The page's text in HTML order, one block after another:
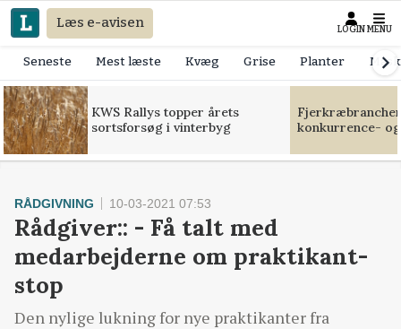
Læs e-avisen LOGIN MENU
Seneste Mest læste Kvæg Grise Planter
KWS Rallys topper årets
sortsforsøg i vinterbyg
konkurrence-
RÅDGIVNING 10-03-2021 07:53
Rådgiver:: - Få talt med
medarbejderne om praktikant-
stop
Den nylige lukning for nye praktikanter fra